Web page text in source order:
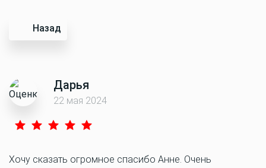
Назад
Дарья
22 мая 2024
Хочу сказать огромное спасибо Анне. Очень